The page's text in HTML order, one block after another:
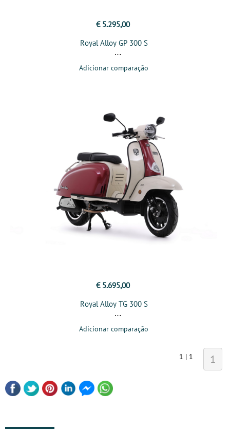
€ 5.295,00
Royal Alloy GP 300 S
Adicionar comparação
€ 5.695,00
Royal Alloy TG 300 S
Adicionar comparação
1 | 1 1